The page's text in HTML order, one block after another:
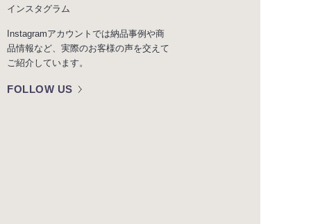
インスタグラム
Instagramアカウントでは納品事例や商
品情報など、実際のお客様の声を交えて
ご紹介しています。
FOLLOW US